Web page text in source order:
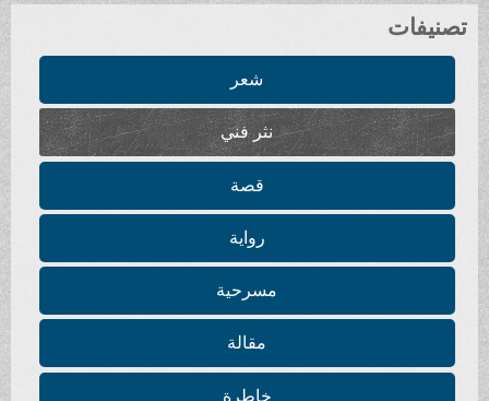
تصنيفات
شعر
نثر فني
قصة
رواية
مسرحية
مقالة
خاطرة